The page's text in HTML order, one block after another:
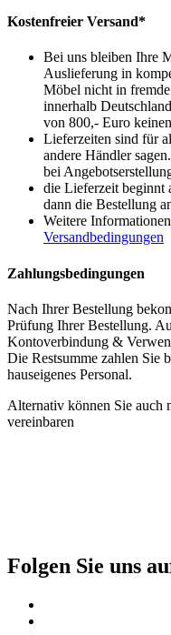
Kostenfreier Versand*
Bei uns bleiben Ihre
Auslieferung in
Möbel nicht in
innerhalb
von 800,- Euro
Lieferzeiten sind für
andere Händler
bei
die Lieferzeit beginnt
dann die Bestellung
Weitere
Versandbedingungen
Zahlungsbedingungen
Nach Ihrer Bestellung
Prüfung Ihrer Bestellung.
Kontoverbindung &
Die Restsumme zahlen Sie
hauseigenes Personal.
Alternativ können Sie auch
vereinbaren
Folgen Sie uns